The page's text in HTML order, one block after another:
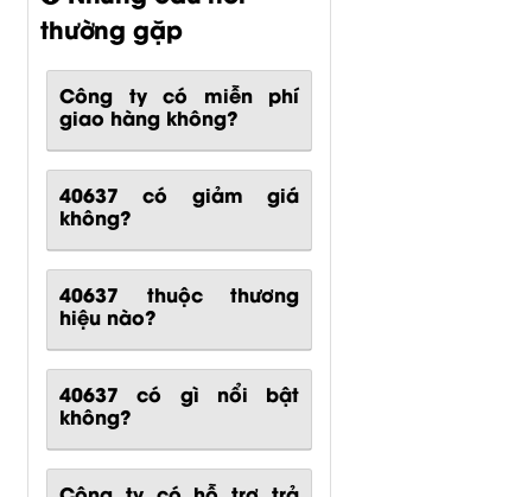
thường gặp
Công ty có miễn phí
giao hàng không?
40637 có giảm giá
không?
40637 thuộc thương
hiệu nào?
40637 có gì nổi bật
không?